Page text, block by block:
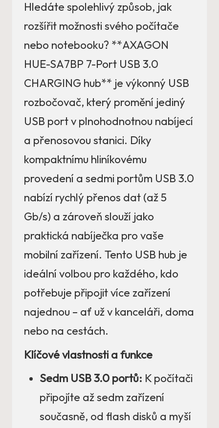
Hledáte spolehlivý způsob, jak
rozšířit možnosti svého počítače
nebo notebooku? **AXAGON
HUE-SA7BP 7-Port USB 3.0
CHARGING hub** je výkonný USB
rozbočovač, který promění jediný
USB port v plnohodnotnou nabíjecí
a přenosovou stanici. Díky
kompaktnímu hliníkovému
provedení a sedmi portům USB 3.0
nabízí rychlý přenos dat (až 5
Gb/s) a zároveň slouží jako
praktická nabíječka pro vaše
mobilní zařízení. Tento USB hub je
ideální volbou pro každého, kdo
potřebuje připojit více zařízení
najednou – ať už v kanceláři, doma
nebo na cestách.
Klíčové vlastnosti a funkce
Sedm USB 3.0 portů: K počítači
připojíte až sedm zařízení
současně, od flash disků a myší